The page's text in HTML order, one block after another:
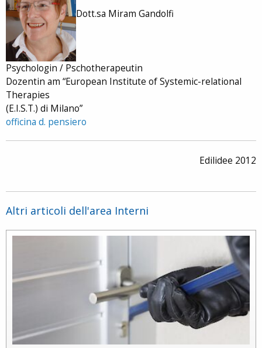
Dott.sa Miram Gandolfi
Psychologin / Pschotherapeutin
Dozentin am “European Institute of Systemic-relational
Therapies
(E.I.S.T.) di Milano”
officina d. pensiero
Edilidee 2012
Altri articoli dell'area Interni